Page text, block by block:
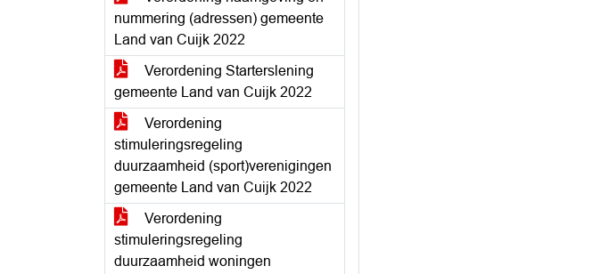
nummering (adressen) gemeente
Land van Cuijk 2022
Verordening Starterslening
gemeente Land van Cuijk 2022
Verordening
stimuleringsregeling
duurzaamheid (sport)verenigingen
gemeente Land van Cuijk 2022
Verordening
stimuleringsregeling
duurzaamheid woningen